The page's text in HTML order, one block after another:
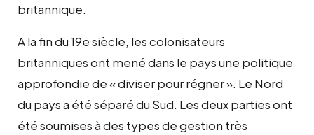
britannique.
A la fin du 19e siècle, les colonisateurs
britanniques ont mené dans le pays une politique
approfondie de « diviser pour régner ». Le Nord
du pays a été séparé du Sud. Les deux parties ont
été soumises à des types de gestion très